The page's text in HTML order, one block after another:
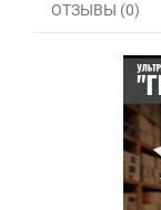
ОТЗЫВЫ (0)